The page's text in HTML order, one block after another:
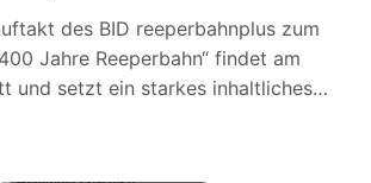
des BID reeperbahnplus zum
Jahre Reeperbahn“ findet am
und setzt ein starkes inhaltliches…